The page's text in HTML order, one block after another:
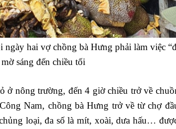
hai vợ chồng bà Hưng phải làm việc
mờ sáng đến chiều tối
ở nông trường, đến 4 giờ chiều trở về
Nam, chồng bà Hưng trở về từ chợ
loại, đa số là mít, xoài, dưa hấu…